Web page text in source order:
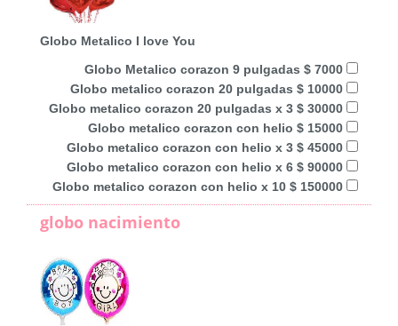
Globo Metalico I love You
Globo Metalico corazon 9 pulgadas $ 7000
Globo metalico corazon 20 pulgadas $ 10000
Globo metalico corazon 20 pulgadas x 3 $ 30000
Globo metalico corazon con helio $ 15000
Globo metalico corazon con helio x 3 $ 45000
Globo metalico corazon con helio x 6 $ 90000
Globo metalico corazon con helio x 10 $ 150000
globo nacimiento